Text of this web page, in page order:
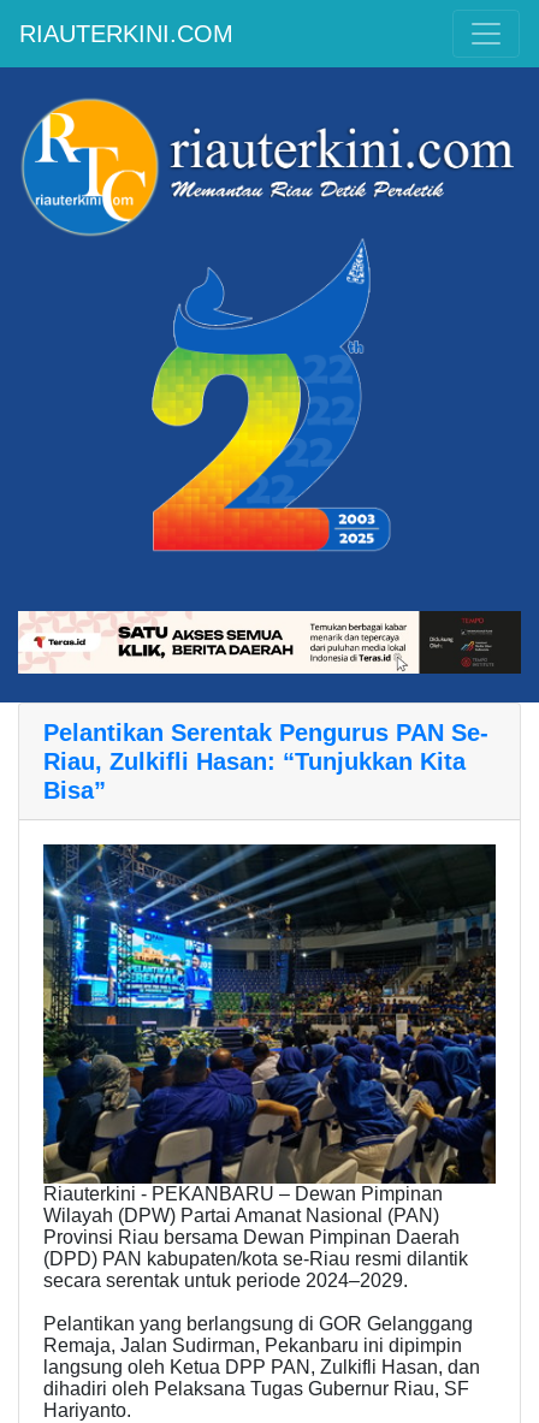
RIAUTERKINI.COM
Pelantikan Serentak Pengurus PAN Se-
Riau, Zulkifli Hasan: “Tunjukkan Kita
Bisa”
Riauterkini - PEKANBARU – Dewan Pimpinan
Wilayah (DPW) Partai Amanat Nasional (PAN)
Provinsi Riau bersama Dewan Pimpinan Daerah
(DPD) PAN kabupaten/kota se-Riau resmi dilantik
secara serentak untuk periode 2024–2029.
Pelantikan yang berlangsung di GOR Gelanggang
Remaja, Jalan Sudirman, Pekanbaru ini dipimpin
langsung oleh Ketua DPP PAN, Zulkifli Hasan, dan
dihadiri oleh Pelaksana Tugas Gubernur Riau, SF
Hariyanto.